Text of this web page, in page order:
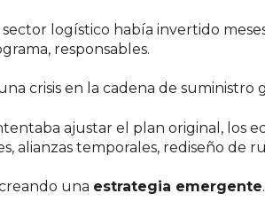
logístico había invertido
responsables.
crisis en la cadena de suministro
ajustar el plan original, los
alianzas temporales, rediseño de
una estrategia emergente.